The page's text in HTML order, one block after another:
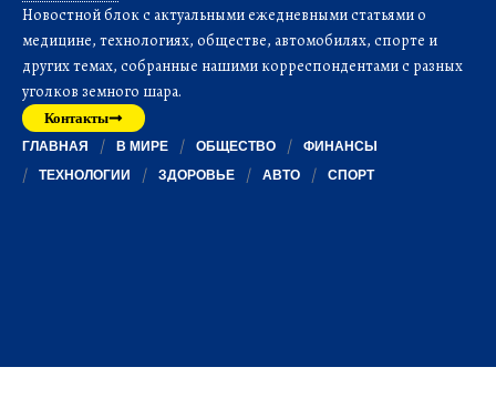
Новостной блок с актуальными ежедневными статьями о
медицине, технологиях, обществе, автомобилях, спорте и
других темах, собранные нашими корреспондентами с разных
уголков земного шара.
Контакты
ГЛАВНАЯ В МИРЕ ОБЩЕСТВО
ФИНАНСЫ
ТЕХНОЛОГИИ
ЗДОРОВЬЕ АВТО СПОРТ